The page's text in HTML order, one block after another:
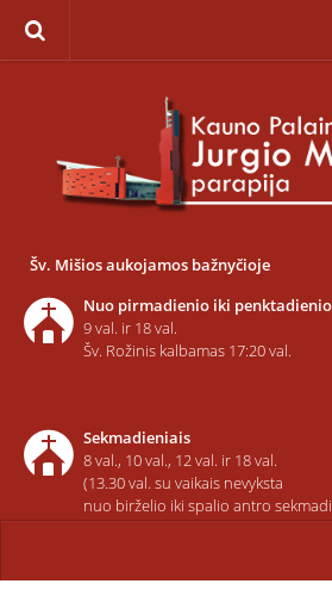
Įkūrimas
Paveikslas „Švč. Mergelės Marijos
Statistika
Raštinė
Kontaktai ir rekvizitai
Dvasininkai
Šv. Mišios aukojamos bažnyčioje
Nuo pirmadienio iki penktadienio
9 val. ir 18 val.
Šv. Rožinis kalbamas 17:20 val.
Sekmadieniais
8 val., 10 val., 12 val. ir 18 val.
(13.30 val. su vaikais nevyksta
nuo birželio iki spalio antro